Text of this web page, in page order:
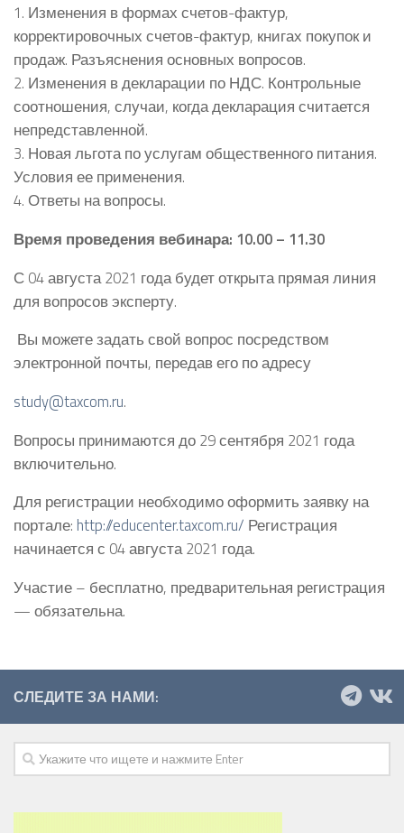
1. Изменения в формах счетов-фактур,
корректировочных счетов-фактур, книгах покупок и
продаж. Разъяснения основных вопросов.
2. Изменения в декларации по НДС. Контрольные
соотношения, случаи, когда декларация считается
непредставленной.
3. Новая льгота по услугам общественного питания.
Условия ее применения.
4. Ответы на вопросы.
Время проведения вебинара: 10.00 – 11.30
С 04 августа 2021 года будет открыта прямая линия
для вопросов эксперту.
Вы можете задать свой вопрос посредством
электронной почты, передав его по адресу
study@taxcom.ru.
Вопросы принимаются до 29 сентября 2021 года
включительно.
Для регистрации необходимо оформить заявку на
портале: http://educenter.taxcom.ru/ Регистрация
начинается с 04 августа 2021 года.
Участие – бесплатно, предварительная регистрация
— обязательна.
СЛЕДИТЕ ЗА НАМИ: